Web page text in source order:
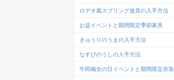
ロデオ風スプリング遊具の入手方法
お盆イベントと期間限定季節家具
きゅうりのうまの入手方法
なすびのうしの入手方法
牛郎織女の日イベントと期間限定衣装